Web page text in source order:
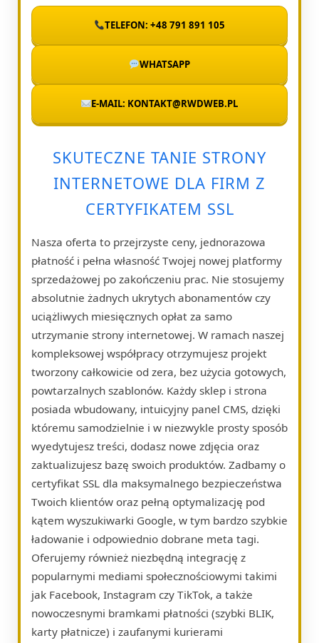
TELEFON: +48 791 891 105
WHATSAPP
E-MAIL: KONTAKT@RWDWEB.PL
SKUTECZNE TANIE STRONY
INTERNETOWE DLA FIRM Z
CERTYFIKATEM SSL
Nasza oferta to przejrzyste ceny, jednorazowa
płatność i pełna własność Twojej nowej platformy
sprzedażowej po zakończeniu prac. Nie stosujemy
absolutnie żadnych ukrytych abonamentów czy
uciążliwych miesięcznych opłat za samo
utrzymanie strony internetowej. W ramach naszej
kompleksowej współpracy otrzymujesz projekt
tworzony całkowicie od zera, bez użycia gotowych,
powtarzalnych szablonów. Każdy sklep i strona
posiada wbudowany, intuicyjny panel CMS, dzięki
któremu samodzielnie i w niezwykle prosty sposób
wyedytujesz treści, dodasz nowe zdjęcia oraz
zaktualizujesz bazę swoich produktów. Zadbamy o
certyfikat SSL dla maksymalnego bezpieczeństwa
Twoich klientów oraz pełną optymalizację pod
kątem wyszukiwarki Google, w tym bardzo szybkie
ładowanie i odpowiednio dobrane meta tagi.
Oferujemy również niezbędną integrację z
popularnymi mediami społecznościowymi takimi
jak Facebook, Instagram czy TikTok, a także
nowoczesnymi bramkami płatności (szybki BLIK,
karty płatnicze) i zaufanymi kurierami